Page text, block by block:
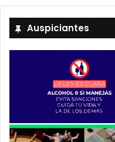
Auspiciantes